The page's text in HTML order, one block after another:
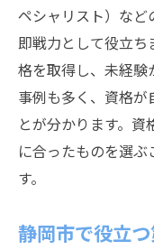
ペシャリスト）な
即戦力として役立ち
格を取得し、未経
事例も多く、資格
とが分かります。
に合ったものを選
す。
静岡市で役立